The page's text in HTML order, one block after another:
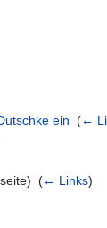
ein
(←
(← Links)